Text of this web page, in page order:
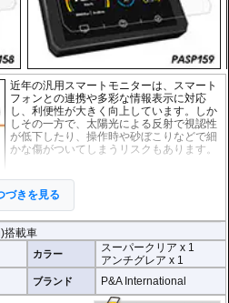
近年の汎用スマートモニターは、スマート
フォンとの連携や多彩な情報表示に対応
し、利便性が大きく向上しています。しか
しその一方で、太陽光による反射で視認性
が低下したり、操作時や砂ぼこりなどで細
かな傷がついてしまうリスクもあります。
汚れからディスプレイを保護します。
トには２枚のフィルム(スーパークリアとア
ンチグレア)が入っており
。
スーパークリア :
耐摩耗性が非常に高く、
透明性の高いフィルム。貼り付けてしまう
と画面になじみ、フィルムの存在がほとん
どわからなくなります。
づきを見る
搭載車
カラー
スーパークリア x 1
アンチグレア x 1
ブランド P&A International